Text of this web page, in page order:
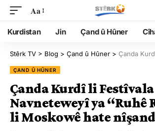
Aa
Kurdistan Jin Çand û Hûner
Stêrk TV > Blog > Çand û Hûner > Çanda Kurdî li Festîvala
ÇAND Û HÛNER
Çanda Kurdî li Festîvala
Navneteweyî ya “Ruhê
li Moskowê hate